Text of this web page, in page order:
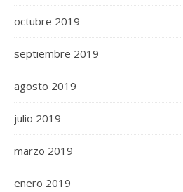
octubre 2019
septiembre 2019
agosto 2019
julio 2019
marzo 2019
enero 2019